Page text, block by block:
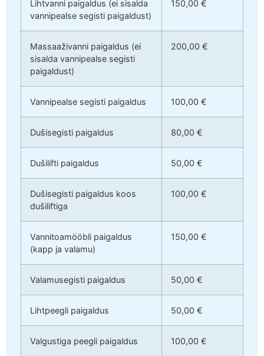
Lihtvanni paigaldus (ei sisalda
vannipealse segisti paigaldust)
150,00 €
Massaaživanni paigaldus (ei
sisalda vannipealse segisti
paigaldust)
200,00 €
Vannipealse segisti paigaldus 100,00 €
Dušisegisti paigaldus 80,00 €
Dušilifti paigaldus 50,00 €
Dušisegisti paigaldus koos
dušiliftiga
100,00 €
Vannitoamööbli paigaldus
(kapp ja valamu)
150,00 €
Valamusegisti paigaldus 50,00 €
Lihtpeegli paigaldus 50,00 €
Valgustiga peegli paigaldus 100,00 €